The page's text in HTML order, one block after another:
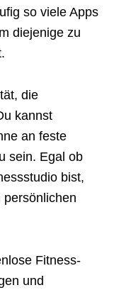
so viele Apps
diejenige zu
die
kannst
an feste
sein. Egal ob
bist,
Fitness-
und